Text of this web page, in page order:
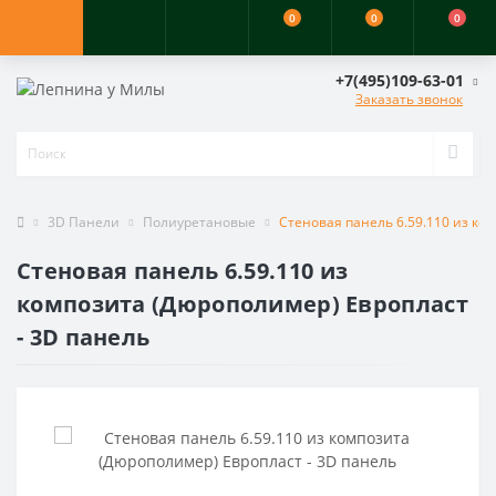
0 0 0
+7(495)109-63-01
Заказать звонок
3D Панели Полиуретановые Стеновая панель 6.59.110 из
Стеновая панель 6.59.110 из
композита (Дюрополимер) Европласт
- 3D панель